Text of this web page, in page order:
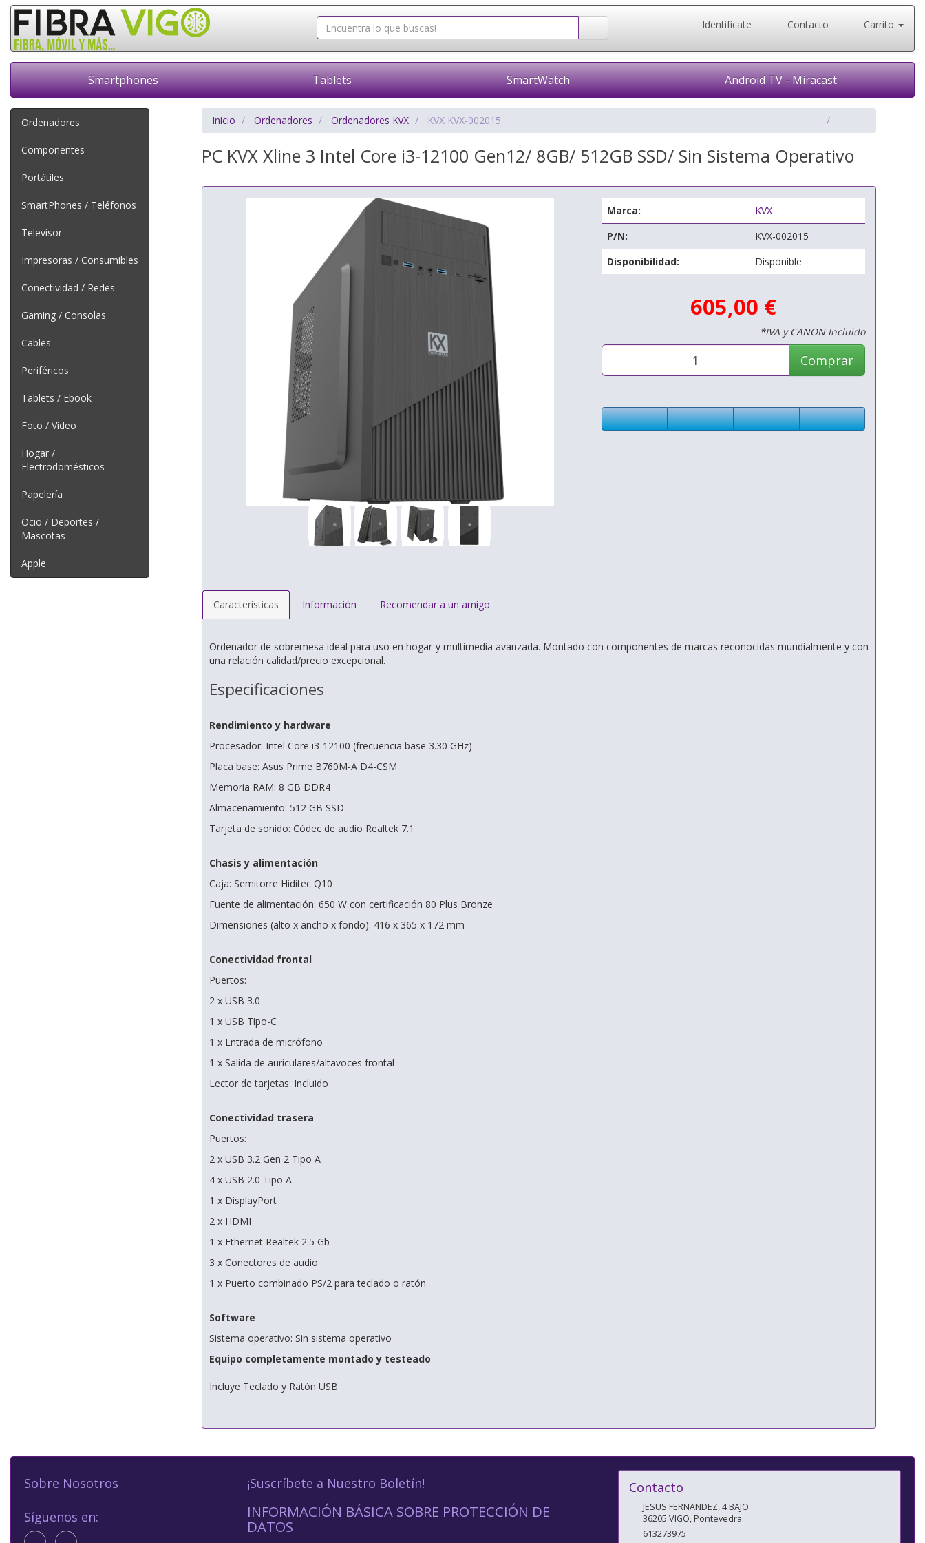
Identifícate Contacto Carrito
Smartphones Tablets SmartWatch Android TV - Miracast
Ordenadores
Componentes
Portátiles
SmartPhones / Teléfonos
Televisor
Impresoras / Consumibles
Conectividad / Redes
Gaming / Consolas
Cables
Periféricos
Tablets / Ebook
Foto / Video
Hogar /
Electrodomésticos
Papelería
Ocio / Deportes /
Mascotas
Apple
Inicio Ordenadores Ordenadores KvX KVX KVX-002015
PC KVX Xline 3 Intel Core i3-12100 Gen12/ 8GB/ 512GB SSD/ Sin Sistema Operativo
Marca:
KVX
P/N:
KVX-002015
Disponibilidad:
Disponible
605,00 €
*IVA y CANON Incluido
Comprar
Características Información Recomendar a un amigo
Ordenador de sobremesa ideal para uso en hogar y multimedia avanzada. Montado con componentes de marcas reconocidas mundialmente y con
una relación calidad/precio excepcional.
Especificaciones
Rendimiento y hardware
Procesador: Intel Core i3-12100 (frecuencia base 3.30 GHz)
Placa base: Asus Prime B760M-A D4-CSM
Memoria RAM: 8 GB DDR4
Almacenamiento: 512 GB SSD
Tarjeta de sonido: Códec de audio Realtek 7.1
Chasis y alimentación
Caja: Semitorre Hiditec Q10
Fuente de alimentación: 650 W con certificación 80 Plus Bronze
Dimensiones (alto x ancho x fondo): 416 x 365 x 172 mm
Conectividad frontal
Puertos:
2 x USB 3.0
1 x USB Tipo-C
1 x Entrada de micrófono
1 x Salida de auriculares/altavoces frontal
Lector de tarjetas: Incluido
Conectividad trasera
Puertos:
2 x USB 3.2 Gen 2 Tipo A
4 x USB 2.0 Tipo A
1 x DisplayPort
2 x HDMI
1 x Ethernet Realtek 2.5 Gb
3 x Conectores de audio
1 x Puerto combinado PS/2 para teclado o ratón
Software
Sistema operativo: Sin sistema operativo
Equipo completamente montado y testeado
Incluye Teclado y Ratón USB
Sobre Nosotros
Síguenos en:
¡Suscríbete a Nuestro Boletín!
INFORMACIÓN BÁSICA SOBRE PROTECCIÓN DE
DATOS
Contacto
JESUS FERNANDEZ, 4 BAJO
36205 VIGO,Pontevedra
613273975